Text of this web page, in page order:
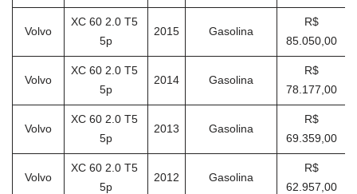
Volvo
XC 60 2.0 T5
5p
2015 Gasolina
R$
85.050,00
Volvo
XC 60 2.0 T5
5p
2014 Gasolina
R$
78.177,00
Volvo
XC 60 2.0 T5
5p
2013 Gasolina
R$
69.359,00
Volvo
XC 60 2.0 T5
5p
2012 Gasolina
R$
62.957,00